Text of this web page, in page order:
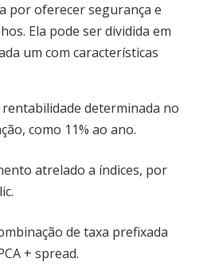
por oferecer segurança e
Ela pode ser dividida em
um com características
rentabilidade determinada no
como 11% ao ano.
atrelado a índices, por
de taxa prefixada
+ spread.